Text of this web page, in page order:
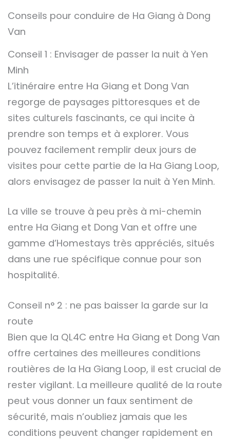
Conseils pour conduire de Ha Giang à Dong
Van
Conseil 1 : Envisager de passer la nuit à Yen
Minh
L’itinéraire entre Ha Giang et Dong Van
regorge de paysages pittoresques et de
sites culturels fascinants, ce qui incite à
prendre son temps et à explorer. Vous
pouvez facilement remplir deux jours de
visites pour cette partie de la Ha Giang Loop,
alors envisagez de passer la nuit à Yen Minh.
La ville se trouve à peu près à mi-chemin
entre Ha Giang et Dong Van et offre une
gamme d’Homestays très appréciés, situés
dans une rue spécifique connue pour son
hospitalité.
Conseil n° 2 : ne pas baisser la garde sur la
route
Bien que la QL4C entre Ha Giang et Dong Van
offre certaines des meilleures conditions
routières de la Ha Giang Loop, il est crucial de
rester vigilant. La meilleure qualité de la route
peut vous donner un faux sentiment de
sécurité, mais n’oubliez jamais que les
conditions peuvent changer rapidement en